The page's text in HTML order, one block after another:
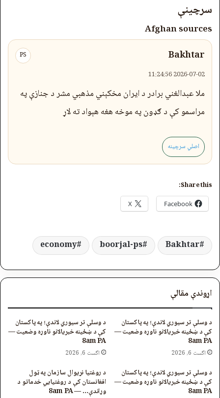
سرچینې
Afghan sources
Bakhtar
PS
2026-07-02 11:24:56
ملا عبدالغني برادر د ايران مخکېني مذهبي مشر د جنازې په
مراسمو کې د ګډون په موخه هغه هېواد ته لاړ
اصلي سرچینه
Share this:
Facebook
X
Bakhtar
boorjal-ps
economy
اړوندې مقالې
د وسلې تر سیوري لاندې؛ په پاکستان
کې د ښځینه خبریالانو ناوړه وضعیت —
8am PA
اگست 6, 2026
د وسلې تر سیوري لاندې؛ په پاکستان
کې د ښځینه خبریالانو ناوړه وضعیت —
8am PA
اگست 6, 2026
د وسلې تر سیوري لاندې؛ په پاکستان
کې د ښځینه خبریالانو ناوړه وضعیت —
8am PA
د روغتیا نړیوال سازمان په ټول
افغانستان کې د روغتیايي خدماتو د
وړاندې… — 8am PA